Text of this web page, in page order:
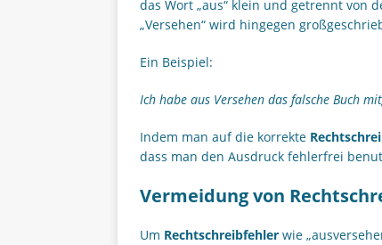
das Wort „aus“ klein und getrennt von
„Versehen“ wird hingegen
Ein Beispiel:
Ich habe aus Versehen das falsche Buch
Indem man auf die korrekte
dass man den Ausdruck fehlerfrei
Vermeidung von
Um Rechtschreibfehler wie